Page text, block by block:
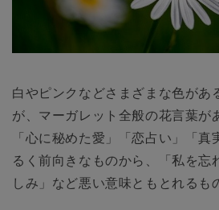
白やピンクなどさまざまな色があ
が、マーガレット全般の花言葉が
「心に秘めた愛」「恋占い」「真
るく前向きなものから、「私を忘
しみ」など悪い意味ともとれるも